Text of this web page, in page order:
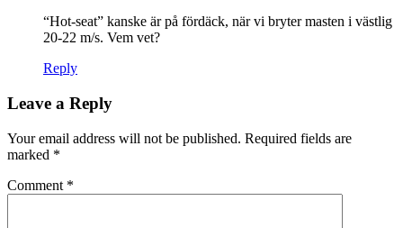
“Hot-seat” kanske är på fördäck, när vi bryter masten i västlig
20-22 m/s. Vem vet?
Reply
Leave a Reply
Your email address will not be published. Required fields are
marked *
Comment *